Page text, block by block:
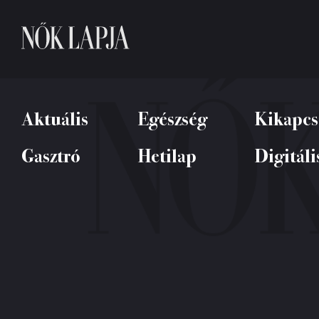
Aktuális Egészség
Kikapcs
Gasztró
Hetilap